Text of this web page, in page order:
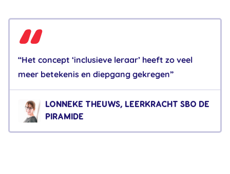
“Het concept ‘inclusieve leraar’ heeft zo veel
meer betekenis en diepgang gekregen”
LONNEKE THEUWS, LEERKRACHT SBO DE
PIRAMIDE